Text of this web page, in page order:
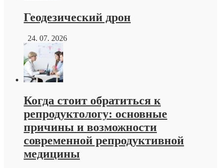
Геодезический дрон
24. 07. 2026
Когда стоит обратиться к
репродуктологу: основные
причины и возможности
современной репродуктивной
медицины